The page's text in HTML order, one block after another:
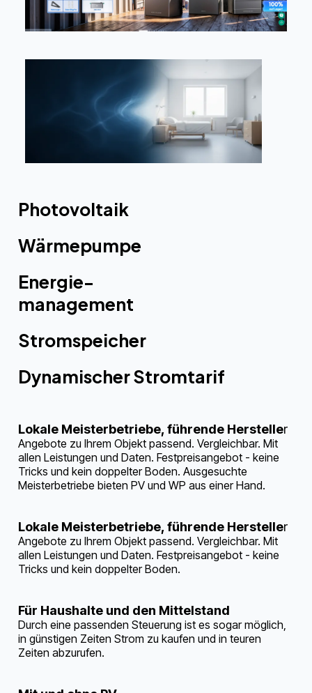
Photovoltaik
Wärmepumpe
Energie-
management
Stromspeicher
Dynamischer Stromtarif
Lokale Meisterbetriebe, führende Hersteller
Angebote zu Ihrem Objekt passend. Vergleichbar. Mit
allen Leistungen und Daten. Festpreisangebot - keine
Tricks und kein doppelter Boden. Ausgesuchte
Meisterbetriebe bieten PV und WP aus einer Hand.
Lokale Meisterbetriebe, führende Hersteller
Angebote zu Ihrem Objekt passend. Vergleichbar. Mit
allen Leistungen und Daten. Festpreisangebot - keine
Tricks und kein doppelter Boden.
Für Haushalte und den Mittelstand
Durch eine passenden Steuerung ist es sogar möglich,
in günstigen Zeiten Strom zu kaufen und in teuren
Zeiten abzurufen.